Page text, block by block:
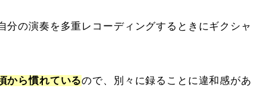
分の演奏を多重レコーディングするときにギクシャ
から慣れているので、別々に録ることに違和感があ